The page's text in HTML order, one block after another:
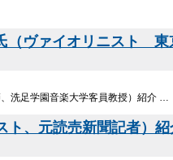
（ヴァイオリニスト 東
洗足学園音楽大学客員教授）紹介 …
ト、元読売新聞記者）